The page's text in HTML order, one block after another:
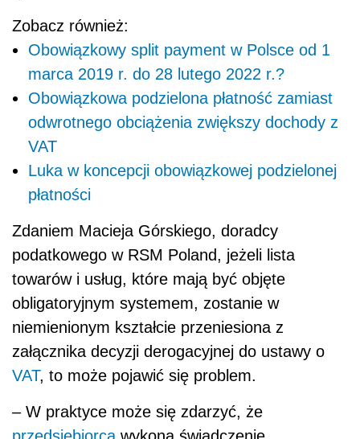
Zobacz również:
Obowiązkowy split payment w Polsce od 1
marca 2019 r. do 28 lutego 2022 r.?
Obowiązkowa podzielona płatność zamiast
odwrotnego obciążenia zwiększy dochody z
VAT
Luka w koncepcji obowiązkowej podzielonej
płatności
Zdaniem Macieja Górskiego, doradcy
podatkowego w RSM Poland, jeżeli lista
towarów i usług, które mają być objęte
obligatoryjnym systemem, zostanie w
niemienionym kształcie przeniesiona z
załącznika decyzji derogacyjnej do ustawy o
VAT, to może pojawić się problem.
– W praktyce może się zdarzyć, że